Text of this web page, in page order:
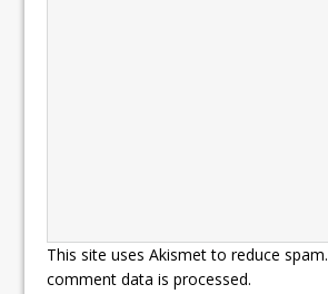
This site uses Akismet to reduce spam.
comment data is processed.